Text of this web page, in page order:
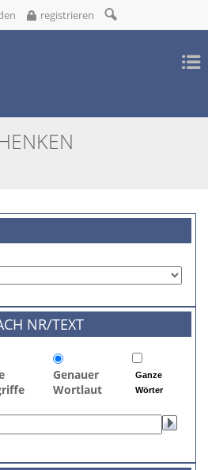
registrieren
NR/TEXT
Genauer
Wortlaut
Ganze
Wörter